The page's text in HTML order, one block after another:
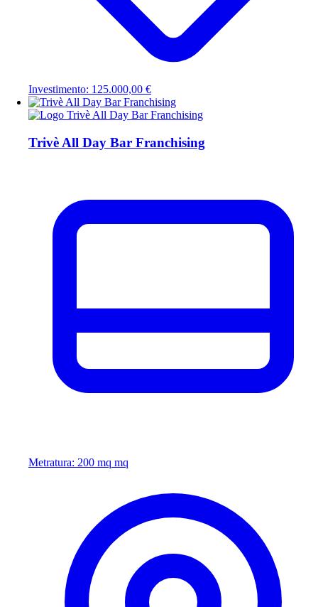
Investimento: 125.000,00 €
Trivè All Day Bar Franchising
Metratura: 200 mq mq